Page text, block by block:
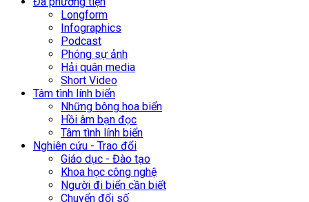
Longform
Infographics
Podcast
Phóng sự ảnh
Hải quân media
Short Video
Tâm tình lính biển
Những bông hoa biển
Hồi âm bạn đọc
Tâm tình lính biển
Nghiên cứu - Trao đổi
Giáo dục - Đào tạo
Khoa học công nghệ
Người đi biển cần biết
Chuyển đổi số